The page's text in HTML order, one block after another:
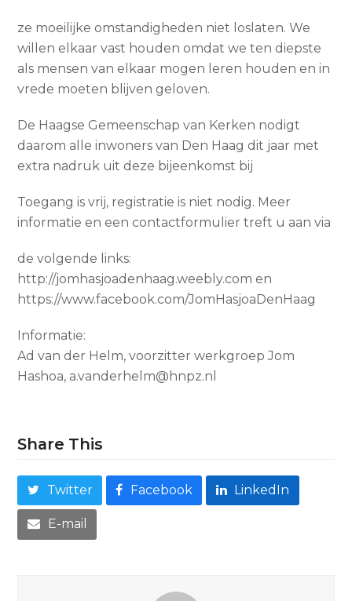
ze moeilijke omstandigheden niet loslaten. We
willen elkaar vast houden omdat we ten diepste
als mensen van elkaar mogen leren houden en in
vrede moeten blijven geloven.
De Haagse Gemeenschap van Kerken nodigt
daarom alle inwoners van Den Haag dit jaar met
extra nadruk uit deze bijeenkomst bij
Toegang is vrij, registratie is niet nodig. Meer
informatie en een contactformulier treft u aan via
de volgende links:
http://jomhasjoadenhaag.weebly.com en
https://www.facebook.com/JomHasjoaDenHaag
Informatie:
Ad van der Helm, voorzitter werkgroep Jom
Hashoa, a.vanderhelm@hnpz.nl
Share This
Twitter Facebook LinkedIn
E-mail